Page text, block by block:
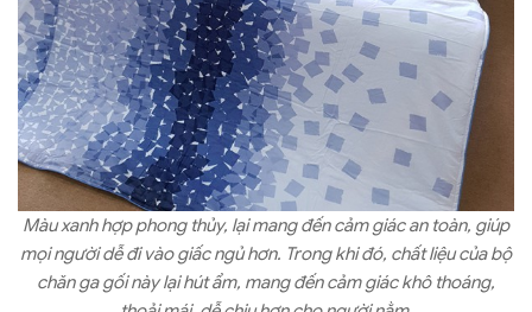
Màu xanh hợp phong thủy, lại mang đến cảm giác an toàn, giúp
mọi người dễ đi vào giấc ngủ hơn. Trong khi đó, chất liệu của bộ
chăn ga gối này lại hút ẩm, mang đến cảm giác khô thoáng,